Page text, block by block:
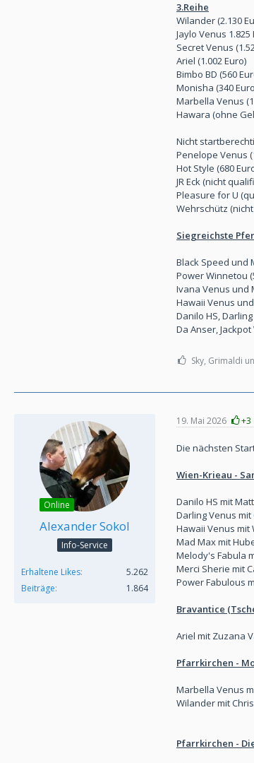
3.Reihe
Wilander (2.130
Jaylo Venus 1.825
Secret Venus
Ariel (1.002 Euro)
Bimbo BD (560
Monisha (340
Marbella Venus
Hawara (ohne
Nicht
Penelope Venus
Hot Style (680
JR Eck (nicht
Pleasure for U
Wehrschütz
Siegreichste
Black Speed und
Power Winnetou
Ivana Venus und
Hawaii Venus
Danilo HS,
Da Anser,
Sky, Grimaldi
Online
Alexander Sokol
Info-Service
Erhaltene Likes
5.262
Beiträge
1.864
19. Mai 2026 +3
Die nächsten
Wien-Krieau -
Danilo HS mit
Darling Venus mit
Hawaii Venus mit
Mad Max mit
Melody's Fabula
Merci Sherie mit
Power Fabulous
Bravantice
Ariel mit Zuzana
Pfarrkirchen -
Marbella Venus
Wilander mit
Pfarrkirchen -